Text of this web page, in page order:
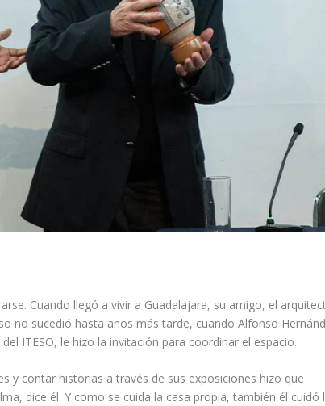
Cuando llegó a vivir a Guadalajara, su amigo, el
no sucedió hasta años más tarde, cuando Alfonso
ITESO, le hizo la invitación para coordinar el espacio.
y contar historias a través de sus exposiciones hizo que
dice él. Y como se cuida la casa propia, también él cuidó